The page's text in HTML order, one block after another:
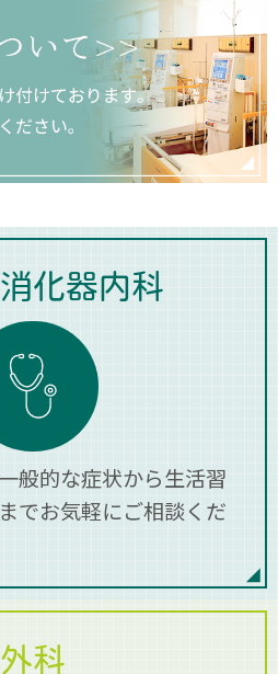
ださい
付時間を変更いたしま
）→9：00～17：
す（急病等を除く）。
しますが、ご理解の程宜
。
窓口対応時間を以下の時
月～土）
、祝）
全日）
も夜間緊急診察依頼を除
化器内科
般的な症状から生活習
でお気軽にご相談くだ
外科